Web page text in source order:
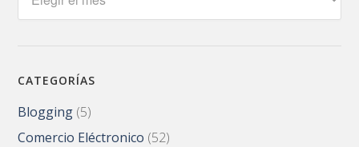
CATEGORÍAS
Blogging (5)
Comercio Eléctronico (52)